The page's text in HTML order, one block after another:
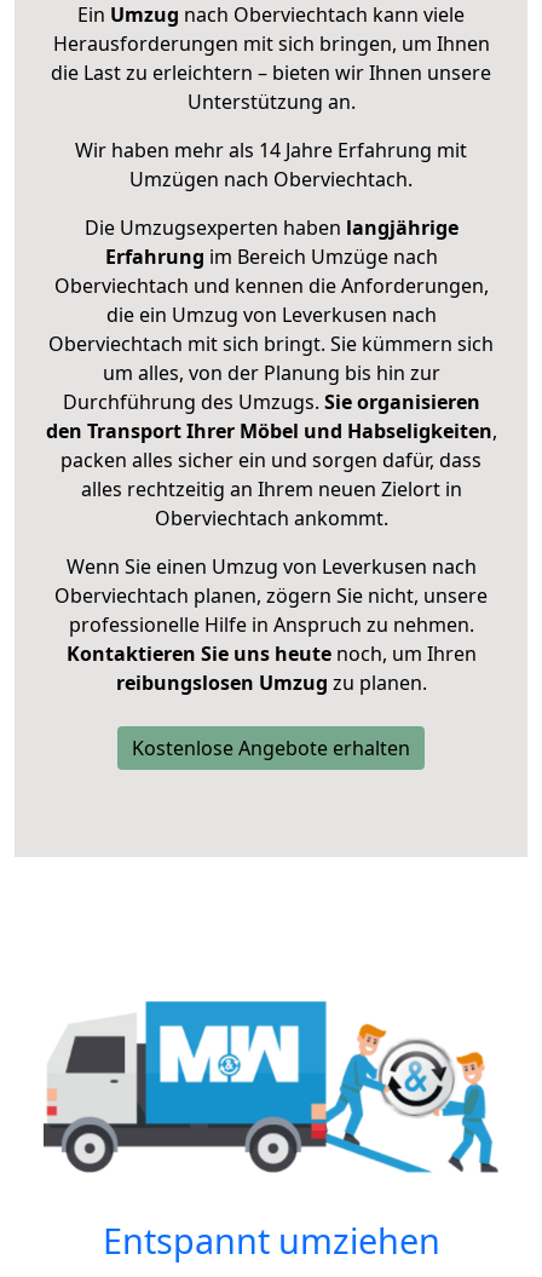
Ein Umzug nach Oberviechtach kann viele
Herausforderungen mit sich bringen, um Ihnen
die Last zu erleichtern – bieten wir Ihnen unsere
Unterstützung an.
Wir haben mehr als 14 Jahre Erfahrung mit
Umzügen nach Oberviechtach.
Die Umzugsexperten haben langjährige
Erfahrung im Bereich Umzüge nach
Oberviechtach und kennen die Anforderungen,
die ein Umzug von Leverkusen nach
Oberviechtach mit sich bringt. Sie kümmern sich
um alles, von der Planung bis hin zur
Durchführung des Umzugs. Sie organisieren
den Transport Ihrer Möbel und Habseligkeiten,
packen alles sicher ein und sorgen dafür, dass
alles rechtzeitig an Ihrem neuen Zielort in
Oberviechtach ankommt.
Wenn Sie einen Umzug von Leverkusen nach
Oberviechtach planen, zögern Sie nicht, unsere
professionelle Hilfe in Anspruch zu nehmen.
Kontaktieren Sie uns heutenoch, um Ihren
reibungslosen Umzug zu planen.
Kostenlose Angebote erhalten
Entspannt umziehen